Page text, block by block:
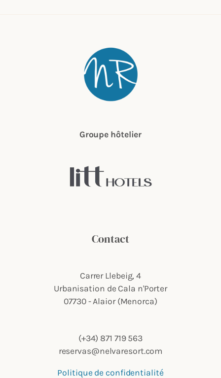
Groupe hôtelier
Contact
Carrer Llebeig, 4
Urbanisation de Cala n'Porter
07730 - Alaior (Menorca)
(+34) 871 719 563
reservas@nelvaresort.com
Politique de confidentialité